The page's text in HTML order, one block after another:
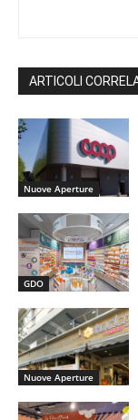
ARTICOLI
Nuove Aperture
GDO
Nuove Aperture